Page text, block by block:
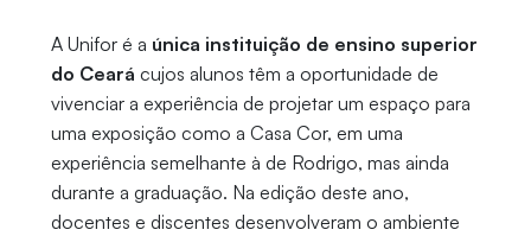
A Unifor é a única instituição de ensino superior
do Ceará cujos alunos têm a oportunidade de
vivenciar a experiência de projetar um espaço para
uma exposição como a Casa Cor, em uma
experiência semelhante à de Rodrigo, mas ainda
durante a graduação. Na edição deste ano,
docentes e discentes desenvolveram o ambiente